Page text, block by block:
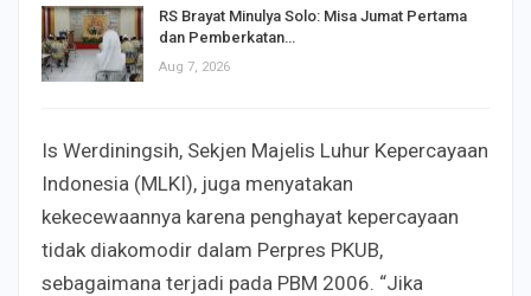
RS Brayat Minulya Solo: Misa Jumat Pertama
dan Pemberkatan…
Aug 7, 2026
Is Werdiningsih, Sekjen Majelis Luhur Kepercayaan
Indonesia (MLKI), juga menyatakan
kekecewaannya karena penghayat kepercayaan
tidak diakomodir dalam Perpres PKUB,
sebagaimana terjadi pada PBM 2006. “Jika